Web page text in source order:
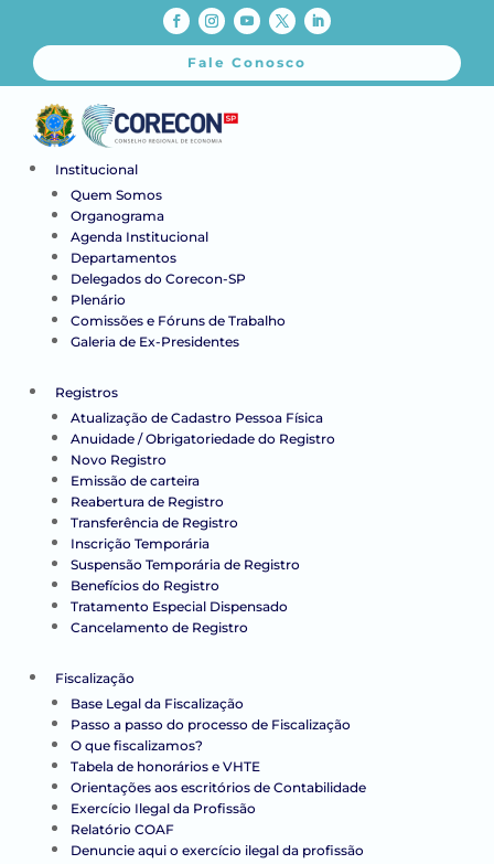
Fale Conosco
Institucional
Quem Somos
Organograma
Agenda Institucional
Departamentos
Delegados do Corecon-SP
Plenário
Comissões e Fóruns de Trabalho
Galeria de Ex-Presidentes
Registros
Atualização de Cadastro Pessoa Física
Anuidade / Obrigatoriedade do Registro
Novo Registro
Emissão de carteira
Reabertura de Registro
Transferência de Registro
Inscrição Temporária
Suspensão Temporária de Registro
Benefícios do Registro
Tratamento Especial Dispensado
Cancelamento de Registro
Fiscalização
Base Legal da Fiscalização
Passo a passo do processo de Fiscalização
O que fiscalizamos?
Tabela de honorários e VHTE
Orientações aos escritórios de Contabilidade
Exercício Ilegal da Profissão
Relatório COAF
Denuncie aqui o exercício ilegal da profissão